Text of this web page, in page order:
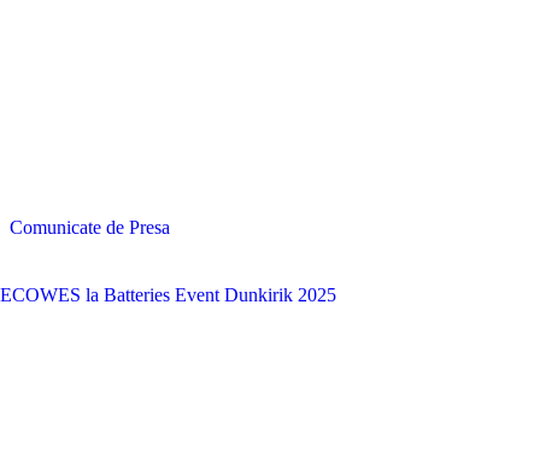
Comunicate de Presa
ECOWES la Batteries Event Dunkirik 2025